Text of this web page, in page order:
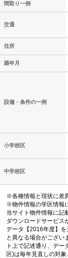
間取り一例
交通
住所
築年月
設備・条件の一例
小学校区
中学校区
※各種情報と現状に差
※物件情報の学区情報
当サイト物件情報に記
ダウンロードサービス
データ【2016年度】
と異なる場合がござい
ト上で記述通り、デ
区)は毎年見直しの対